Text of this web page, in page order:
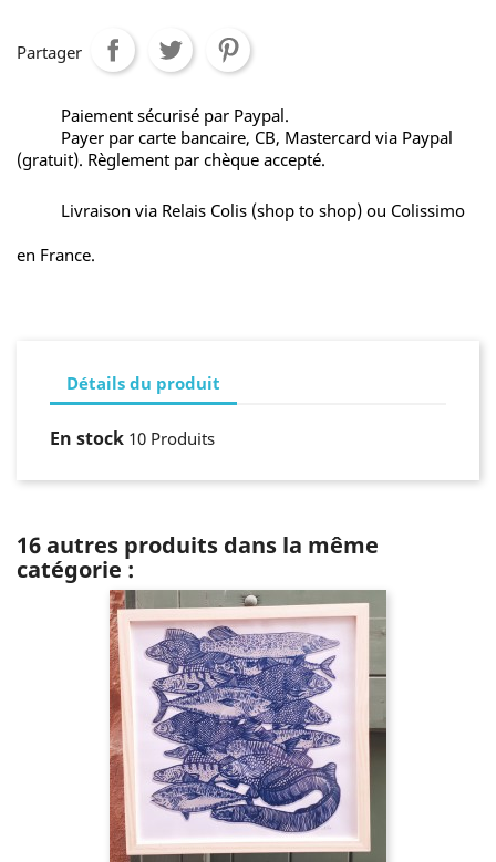
Partager
Paiement sécurisé par Paypal.
Payer par carte bancaire, CB, Mastercard via Paypal
(gratuit). Règlement par chèque accepté.
Livraison via Relais Colis (shop to shop) ou Colissimo
en France.
Détails du produit
En stock 10 Produits
16 autres produits dans la même
catégorie :